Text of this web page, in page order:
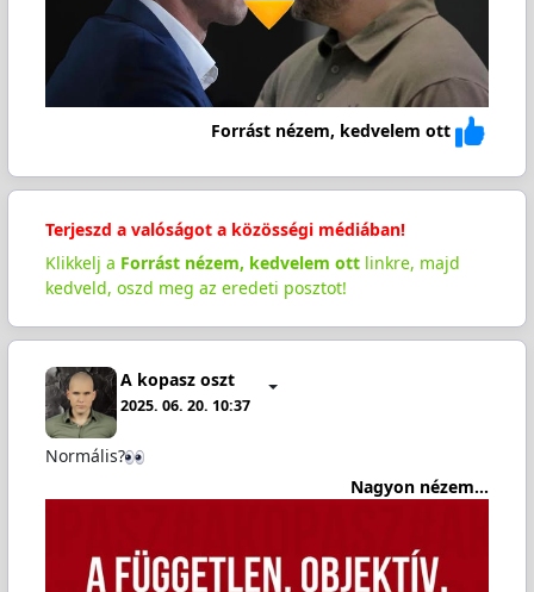
Forrást nézem, kedvelem ott
Terjeszd a valóságot a közösségi médiában!
Klikkelj a Forrást nézem, kedvelem ottlinkre, majd
kedveld, oszd meg az eredeti posztot!
A kopasz oszt
2025. 06. 20. 10:37
Normális?
Nagyon nézem...